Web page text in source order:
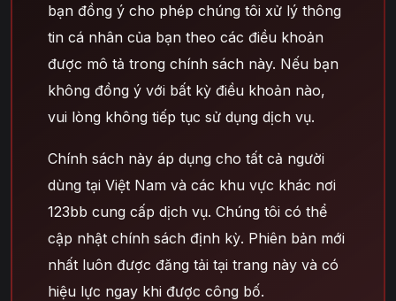
bạn đồng ý cho phép chúng tôi xử lý thông
tin cá nhân của bạn theo các điều khoản
được mô tả trong chính sách này. Nếu bạn
không đồng ý với bất kỳ điều khoản nào,
vui lòng không tiếp tục sử dụng dịch vụ.
Chính sách này áp dụng cho tất cả người
dùng tại Việt Nam và các khu vực khác nơi
123bb cung cấp dịch vụ. Chúng tôi có thể
cập nhật chính sách định kỳ. Phiên bản mới
nhất luôn được đăng tải tại trang này và có
hiệu lực ngay khi được công bố.